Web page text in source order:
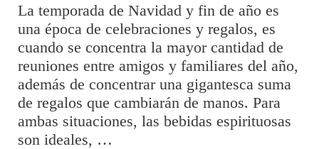
La temporada de Navidad y fin de año es
una época de celebraciones y regalos, es
cuando se concentra la mayor cantidad de
reuniones entre amigos y familiares del año,
además de concentrar una gigantesca suma
de regalos que cambiarán de manos. Para
ambas situaciones, las bebidas espirituosas
son ideales, …